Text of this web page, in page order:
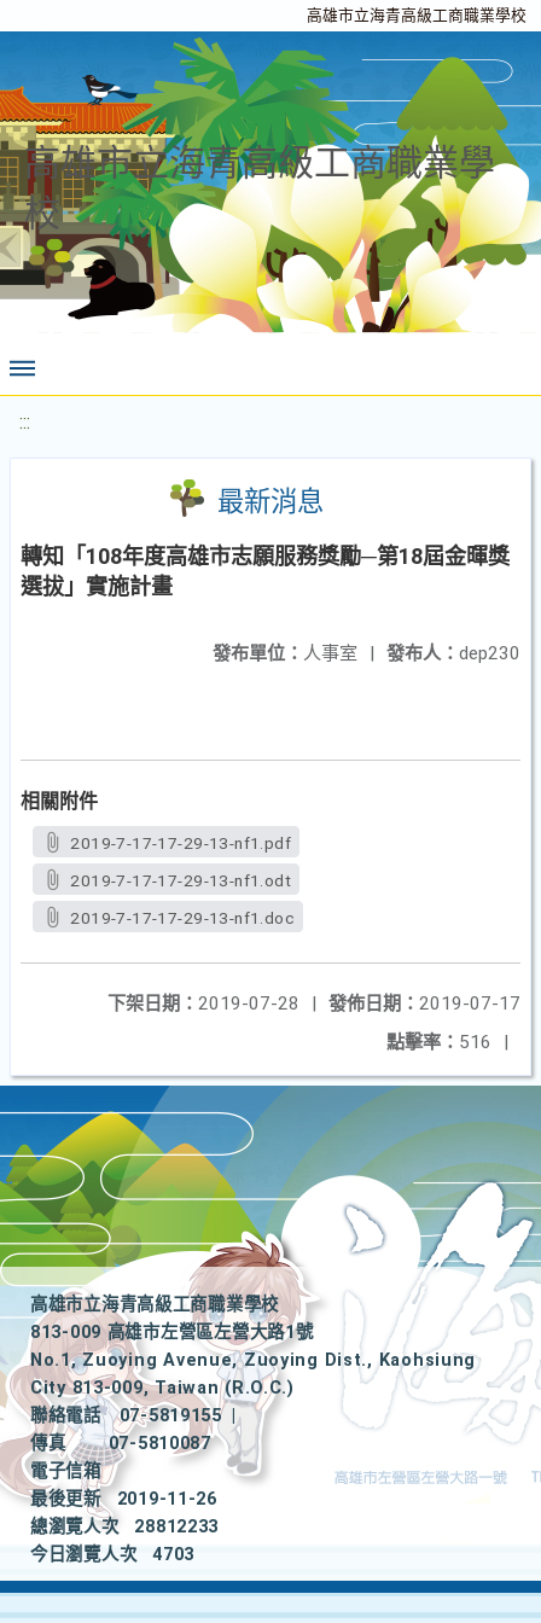
高雄市立海青高級工商職業學校
高雄市立海青高級工商職業學
校
:::
最新消息
轉知「108年度高雄市志願服務獎勵─第18屆金暉獎
選拔」實施計畫
發布人： dep230
發布單位： 人事室 |
相關附件
2019-7-17-17-29-13-nf1.pdf
2019-7-17-17-29-13-nf1.odt
2019-7-17-17-29-13-nf1.doc
發佈日期： 2019-07-17
下架日期： 2019-07-28
|
點擊率： 516 |
高雄市立海青高級工商職業學校
813-009 高雄市左營區左營大路1號
No.1, Zuoying Avenue, Zuoying Dist., Kaohsiung
City 813-009, Taiwan (R.O.C.)
聯絡電話
07-5819155
|
傳真
07-5810087
電子信箱
最後更新
2019-11-26
總瀏覽人次
28812233
今日瀏覽人次
4703